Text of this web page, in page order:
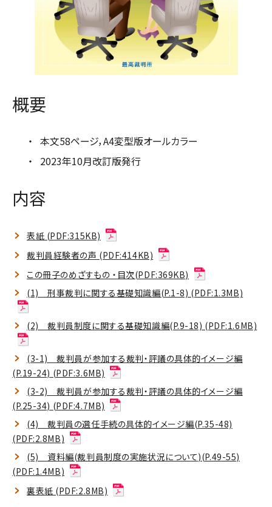
概要
本文58ページ，A4変型版オールカラー
2023年10月改訂版発行
内容
表紙 (PDF:315KB)
裁判員経験者の声 (PDF:414KB)
この冊子のめざすもの ・目次(PDF:369KB)
(1) 刑事裁判に関する基礎知識編(P.1-8) (PDF:1.3MB)
(2) 裁判員制度に関する基礎知識編(P.9-18) (PDF:1.6MB)
(3-1) 裁判員が参加する裁判・評議の具体的イメージ編
(P.19-24) (PDF:3.6MB)
(3-2) 裁判員が参加する裁判・評議の具体的イメージ編
(P.25-34) (PDF:4.7MB)
(4) 裁判員の選任手続の具体的イメージ編(P.35-48)
(PDF:2.8MB)
(5) 資料編(裁判員制度の実施状況について)(P.49-55)
(PDF:1.4MB)
裏表紙 (PDF:2.8MB)